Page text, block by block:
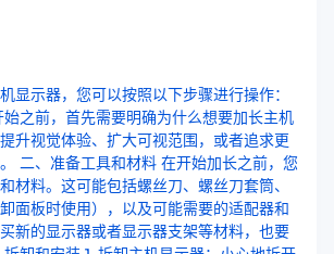
显示器，您可以按照以下步骤进行操作：
之前，首先需要明确为什么想要加长主机
升视觉体验、扩大可视范围，或者追求更
二、准备工具和材料 在开始加长之前，您
材料。这可能包括螺丝刀、螺丝刀套筒、
面板时使用），以及可能需要的适配器和
新的显示器或者显示器支架等材料，也要